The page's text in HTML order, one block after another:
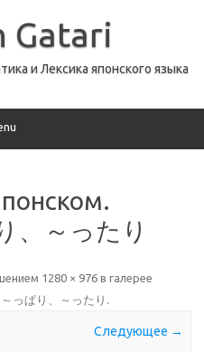
Gatari
и Лексика японского языка
、～ったり
1280 × 976 в галерее
っぱり、～ったり .
Следующее →